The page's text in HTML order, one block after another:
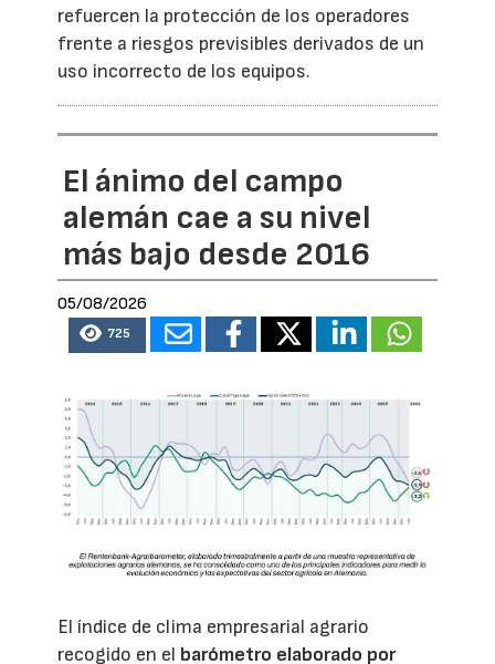
refuercen la protección de los operadores
frente a riesgos previsibles derivados de un
uso incorrecto de los equipos.
El ánimo del campo
alemán cae a su nivel
más bajo desde 2016
05/08/2026
725
El índice de clima empresarial agrario
recogido en el barómetro elaborado por